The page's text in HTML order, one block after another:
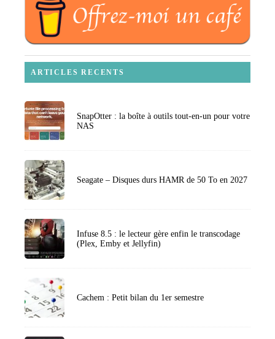
ARTICLES RECENTS
SnapOtter : la boîte à outils tout-en-un pour votre
NAS
Seagate – Disques durs HAMR de 50 To en 2027
Infuse 8.5 : le lecteur gère enfin le transcodage
(Plex, Emby et Jellyfin)
Cachem : Petit bilan du 1er semestre